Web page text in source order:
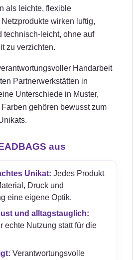
als leichte, flexible
wirken luftig,
technisch-leicht, ohne auf
zu verzichten.
Handarbeit
Partnerwerkstätten in
Unterschiede in Muster,
gehören bewusst zum
aus
Unikat: Jedes Produkt
Druck und
eine eigene Optik.
und alltagstauglich:
echte Nutzung statt für die
Verantwortungsvolle